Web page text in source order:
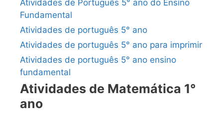
Atividades de Português 5° ano do Ensino
Fundamental
Atividades de português 5° ano
Atividades de português 5° ano para imprimir
Atividades de português 5° ano ensino
fundamental
Atividades de Matemática 1°
ano